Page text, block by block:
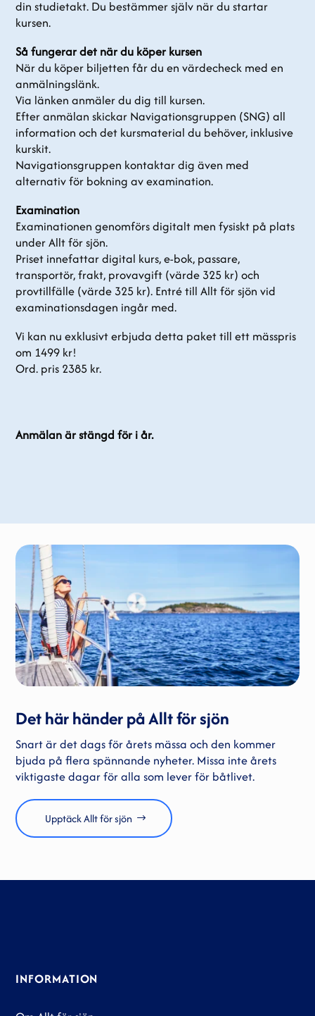
din studietakt. Du bestämmer själv när du startar
kursen.
Så fungerar det när du köper kursen
När du köper biljetten får du en värdecheck med en
anmälningslänk.
Via länken anmäler du dig till kursen.
Efter anmälan skickar Navigationsgruppen (SNG) all
information och det kursmaterial du behöver, inklusive
kurskit.
Navigationsgruppen kontaktar dig även med
alternativ för bokning av examination.
Examination
Examinationen genomförs digitalt men fysiskt på plats
under Allt för sjön.
Priset innefattar digital kurs, e-bok, passare,
transportör, frakt, provavgift (värde 325 kr) och
provtillfälle (värde 325 kr). Entré till Allt för sjön vid
examinationsdagen ingår med.
Vi kan nu exklusivt erbjuda detta paket till ett mässpris
om 1499 kr!
Ord. pris 2385 kr.
Anmälan är stängd för i år.
Det här händer på Allt för sjön
Snart är det dags för årets mässa och den kommer
bjuda på flera spännande nyheter. Missa inte årets
viktigaste dagar för alla som lever för båtlivet.
Upptäck Allt för sjön
INFORMATION